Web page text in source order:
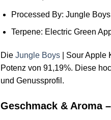
Processed By: Jungle Boys
Terpene: Electric Green
Die Jungle Boys | Sour
Potenz von 91,19%. Diese
und Genussprofil.
Geschmack & Aroma